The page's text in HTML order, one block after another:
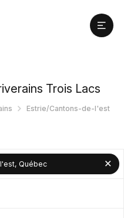
Trois Lacs
Estrie/Cantons-de-l'est